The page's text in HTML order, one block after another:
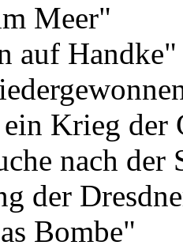
Meer"
auf Handke"
Krieg der
nach der
der
Bombe"